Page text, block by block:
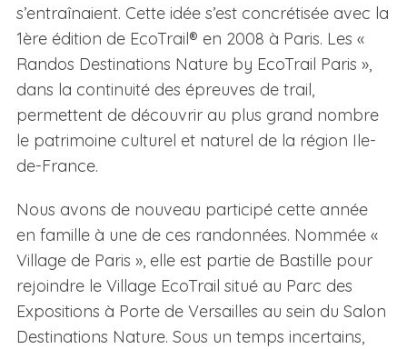
s’entraînaient. Cette idée s’est concrétisée avec la
1ère édition de EcoTrail® en 2008 à Paris. Les «
Randos Destinations Nature by EcoTrail Paris »,
dans la continuité des épreuves de trail,
permettent de découvrir au plus grand nombre
le patrimoine culturel et naturel de la région Ile-
de-France.
Nous avons de nouveau participé cette année
en famille à une de ces randonnées. Nommée «
Village de Paris », elle est partie de Bastille pour
rejoindre le Village EcoTrail situé au Parc des
Expositions à Porte de Versailles au sein du Salon
Destinations Nature. Sous un temps incertains,